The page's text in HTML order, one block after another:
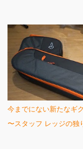
今までにない新たなギ
〜スタッフ レッジの独